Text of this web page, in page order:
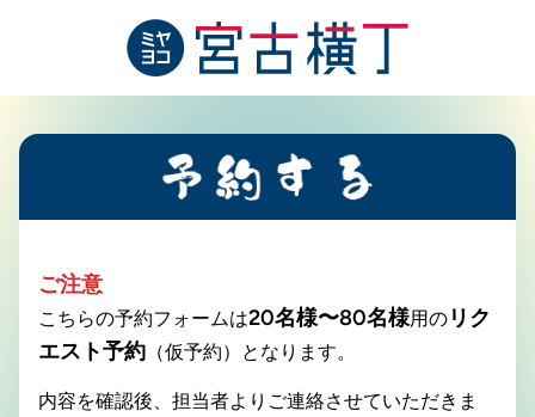
宮古横丁 リクエスト予約
ご注意
こちらの予約フォームは20名様〜80名様用の リク
エスト予約 （仮予約）となります。
内容を確認後、担当者よりご連絡させていただきま